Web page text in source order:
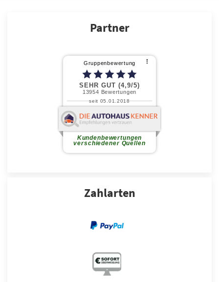
Partner
Zahlarten